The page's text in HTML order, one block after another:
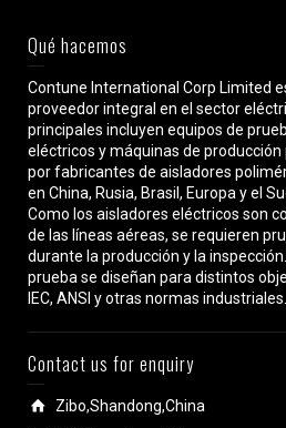
Qué hacemos
Contune International Corp Limited
proveedor integral en el sector
principales incluyen equipos de
eléctricos y máquinas de
por fabricantes de aisladores
en China, Rusia, Brasil, Europa y el
Como los aisladores eléctricos son
de las líneas aéreas, se requieren
durante la producción y la
prueba se diseñan para distintos
IEC, ANSI y otras normas industriales.
Contact us for enquiry
Zibo,Shandong,China